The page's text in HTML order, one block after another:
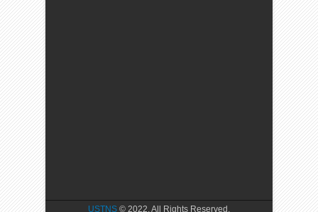
USTNS© 2022. All Rights Reserved.